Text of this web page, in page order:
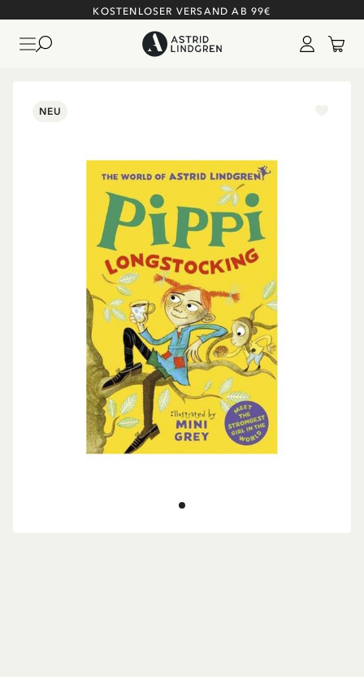
KOSTENLOSER VERSAND AB 99€
NEU